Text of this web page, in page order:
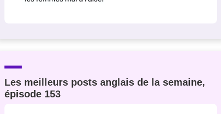
Les meilleurs posts anglais de la semaine,
épisode 153